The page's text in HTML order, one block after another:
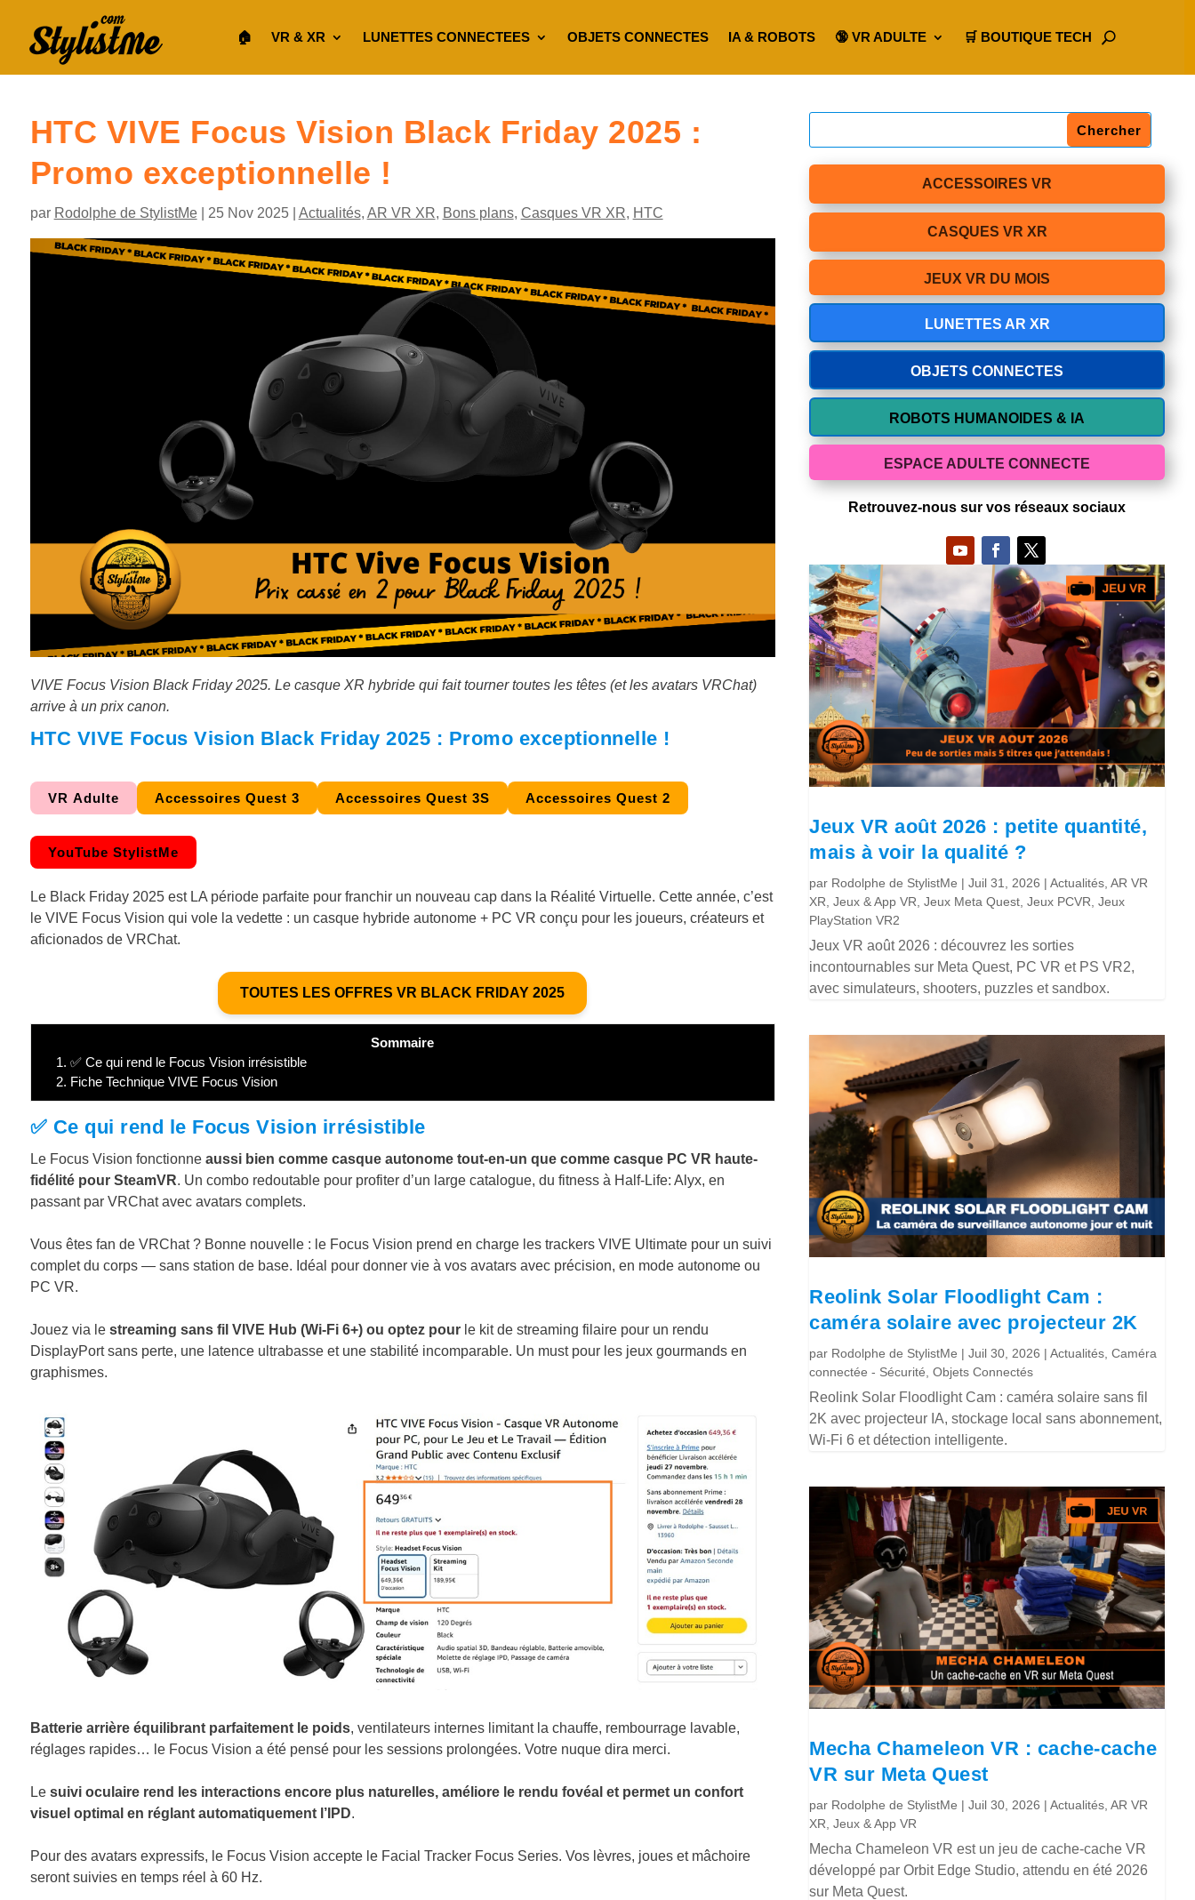
🏠︎ VR & XR LUNETTES CONNECTEES OBJETS CONNECTES IA & ROBOTS 🔞 VR ADULTE 🛒 BOUTIQUE TECH
HTC VIVE Focus Vision Black Friday 2025 :
Promo exceptionnelle !
par Rodolphe de StylistMe| 25 Nov 2025| Actualités, AR VR XR, Bons plans, Casques VR XR, HTC
VIVE Focus Vision Black Friday 2025. Le casque XR hybride qui fait tourner toutes les têtes (et les avatars VRChat)
arrive à un prix canon.
HTC VIVE Focus Vision Black Friday 2025 : Promo exceptionnelle !
VR Adulte Accessoires Quest 3 Accessoires Quest 3S Accessoires Quest 2
YouTube StylistMe
Le Black Friday 2025 est LA période parfaite pour franchir un nouveau cap dans la Réalité Virtuelle. Cette année, c’est
le VIVE Focus Vision qui vole la vedette : un casque hybride autonome + PC VR conçu pour les joueurs, créateurs et
aficionados de VRChat.
TOUTES LES OFFRES VR BLACK FRIDAY 2025
Sommaire
1. ✅ Ce qui rend le Focus Vision irrésistible
2. Fiche Technique VIVE Focus Vision
✅ Ce qui rend le Focus Vision irrésistible
Le Focus Vision fonctionneaussi bien comme casque autonome tout-en-un que comme casque PC VR haute-
fidélité pour SteamVR. Un combo redoutable pour profiter d’un large catalogue, du fitness à Half-Life: Alyx, en
passant par VRChat avec avatars complets.
Vous êtes fan de VRChat ? Bonne nouvelle : le Focus Vision prend en charge les trackers VIVE Ultimatepour un suivi
complet du corps — sans station de base. Idéal pour donner vie à vos avatars avec précision, en mode autonome ou
PC VR.
Jouez via lestreaming sans fil VIVE Hub (Wi-Fi 6+) ou optez pourle kit de streaming filairepour un rendu
DisplayPort sans perte, une latence ultrabasse et une stabilité incomparable. Un must pour les jeux gourmands en
graphismes.
Batterie arrière équilibrant parfaitement le poids, ventilateurs internes limitant la chauffe, rembourrage lavable,
réglages rapides… le Focus Vision a été pensé pour les sessions prolongées. Votre nuque dira merci.
Lesuivi oculaire rend les interactions encore plus naturelles, améliore le rendu fovéal et permet un confort
visuel optimal en réglant automatiquement l’IPD.
Pour des avatars expressifs, le Focus Vision accepte le Facial Tracker Focus Series. Vos lèvres, joues et mâchoire
seront suivies en temps réel à 60 Hz.
ACCESSOIRES VR
CASQUES VR XR
JEUX VR DU MOIS
LUNETTES AR XR
OBJETS CONNECTES
ROBOTS HUMANOIDES & IA
ESPACE ADULTE CONNECTE
Retrouvez-nous sur vos réseaux sociaux
Jeux VR août 2026 : petite quantité,
mais à voir la qualité ?
par Rodolphe de StylistMe |Juil 31, 2026 |Actualités ,AR VR
XR ,Jeux & App VR ,Jeux Meta Quest ,Jeux PCVR ,Jeux
PlayStation VR2
Jeux VR août 2026 : découvrez les sorties
incontournables sur Meta Quest, PC VR et PS VR2,
avec simulateurs, shooters, puzzles et sandbox.
Reolink Solar Floodlight Cam :
caméra solaire avec projecteur 2K
par Rodolphe de StylistMe |Juil 30, 2026 |Actualités ,Caméra
connectée - Sécurité ,Objets Connectés
Reolink Solar Floodlight Cam : caméra solaire sans fil
2K avec projecteur IA, stockage local sans abonnement,
Wi-Fi 6 et détection intelligente.
Mecha Chameleon VR : cache-cache
VR sur Meta Quest
par Rodolphe de StylistMe |Juil 30, 2026 |Actualités ,AR VR
XR ,Jeux & App VR
Mecha Chameleon VR est un jeu de cache-cache VR
développé par Orbit Edge Studio, attendu en été 2026
sur Meta Quest.